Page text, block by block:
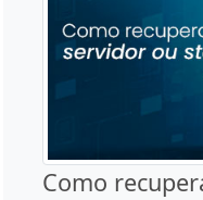
Como